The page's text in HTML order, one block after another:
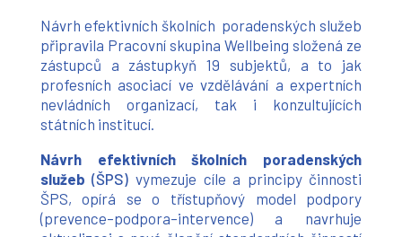
Návrh efektivních školních poradenských služeb
připravila Pracovní skupina Wellbeing složená ze
zástupců a zástupkyň 19 subjektů, a to jak
profesních asociací ve vzdělávání a expertních
nevládních organizací, tak i konzultujících
státních institucí.
Návrh efektivních školních poradenských
služeb(ŠPS) vymezuje cíle a principy činnosti
ŠPS, opírá se o třístupňový model podpory
(prevence–podpora–intervence) a navrhuje